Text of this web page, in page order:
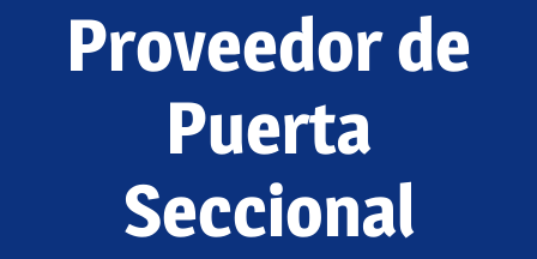
Proveedor de
Puerta
Seccional